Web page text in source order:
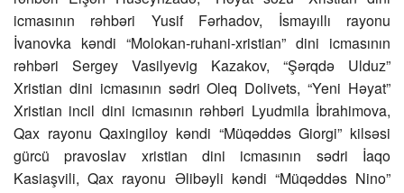
icmasının rəhbəri Yusif Fərhadov, İsmayıllı rayonu
İvanovka kəndi “Molokan-ruhani-xristian” dini icmasının
rəhbəri Sergey Vasilyevig Kazakov, “Şərqdə Ulduz”
Xristian dini icmasının sədri Oleq Dolivets, “Yeni Həyat”
Xristian incil dini icmasının rəhbəri Lyudmila İbrahimova,
Qax rayonu Qaxingiloy kəndi “Müqəddəs Giorgi” kilsəsi
gürcü pravoslav xristian dini icmasının sədri İaqo
Kasiaşvili, Qax rayonu Əlibəyli kəndi “Müqəddəs Nino”